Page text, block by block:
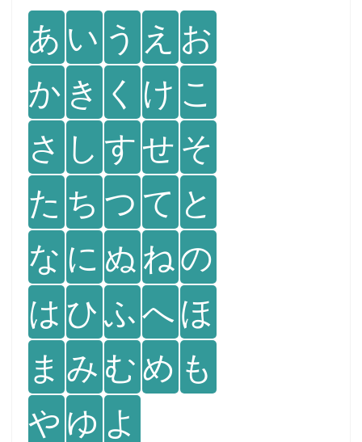
あ い う え お
か き く け こ
さ し すせ そ
た ち つ て と
な に ぬ ねの
は ひふへほ
ま み むめ も
や ゆ よ